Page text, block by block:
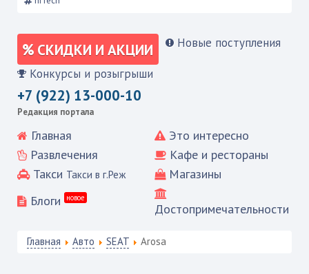
СКИДКИ И АКЦИИ Новые поступления
Конкурсы и розыгрыши
+7 (922) 13-000-10
Редакция портала
Главная
Это интересно
Развлечения
Кафе и рестораны
Такси Такси в г.Реж
Магазины
Блоги
новое
Достопримечательности
Главная Авто SEAT Arosa